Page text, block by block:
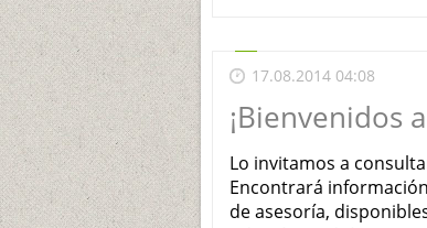
17.08.2014 04:08
¡Bienvenidos
Lo invitamos a
Encontrará
de asesoría,